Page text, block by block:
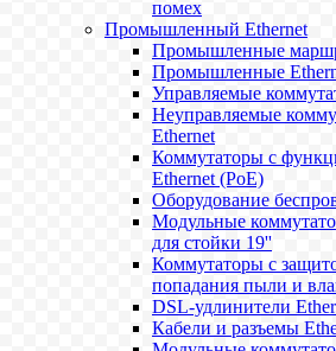
помех
Промышленный Ethernet
Промышленные
Промышленные
Управляемые
Неуправляемые
Ethernet
Коммутаторы с
Ethernet (PoE)
Оборудование
Модульные
для стойки 19''
Коммутаторы с
попадания пыли и
DSL-удлинители
Кабели и разъемы